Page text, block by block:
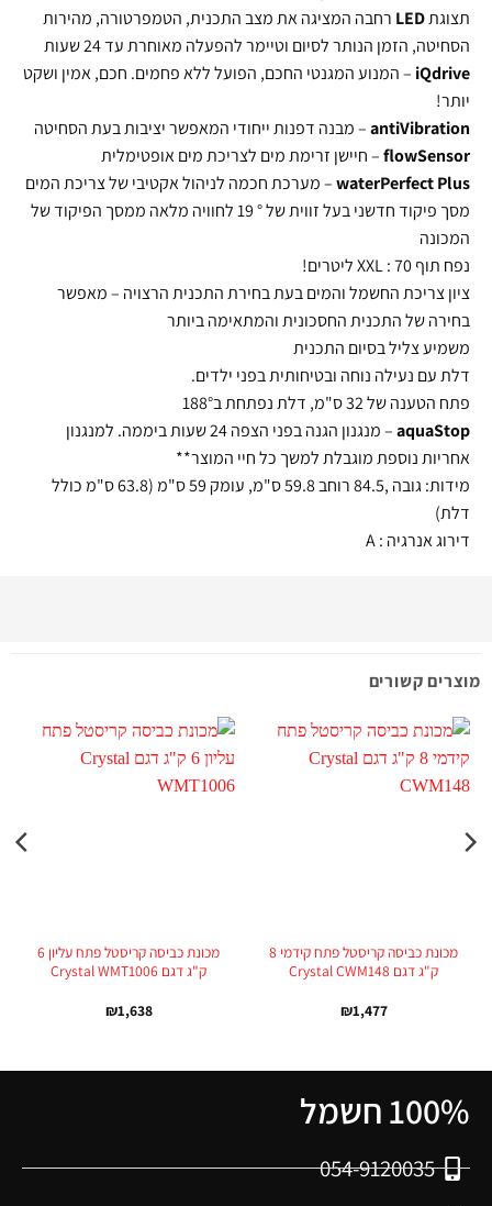
תצוגתLED רחבה המציגה את מצב התכנית, הטמפרטורה, מהירות
הסחיטה, הזמן הנותר לסיום וטיימר להפעלה מאוחרת עד 24 שעות
iQdrive – המנוע המגנטי החכם, הפועל ללא פחמים. חכם, אמין ושקט
יותר!
antiVibration– מבנה דפנות ייחודי המאפשר יציבות בעת הסחיטה
flowSensor– חיישן זרימת מים לצריכת מים אופטימלית
waterPerfect Plus– מערכת חכמה לניהול אקטיבי של צריכת המים
מסך פיקוד חדשני בעל זווית של ° 19 לחוויה מלאה ממסך הפיקוד של
המכונה
נפח תוף XXL : 70 ליטרים!
ציון צריכת החשמל והמים בעת בחירת התכנית הרצויה – מאפשר
בחירה של התכנית החסכונית והמתאימה ביותר
משמיע צליל בסיום התכנית
דלת עם נעילה נוחה ובטיחותית בפני ילדים.
פתח הטענה של 32 ס"מ, דלת נפתחת ב188°
aquaStop
– מנגנון הגנה בפני הצפה 24 שעות ביממה. למנגנון
אחריות נוספת מוגבלת למשך כל חיי המוצר**
מידות: גובה ,84.5 רוחב 59.8 ס"מ, עומק 59 ס"מ (63.8 ס"מ כולל
דלת)
דירוג אנרגיה : A
מוצרים קשורים
מכונת כביסה קריסטל פתח קידמי 8
ק"ג דגם Crystal CWM148
₪1,477
מכונת כביסה קריסטל פתח עליון 6
ק"ג דגם Crystal WMT1006
₪1,638
100% חשמל
054-9120035